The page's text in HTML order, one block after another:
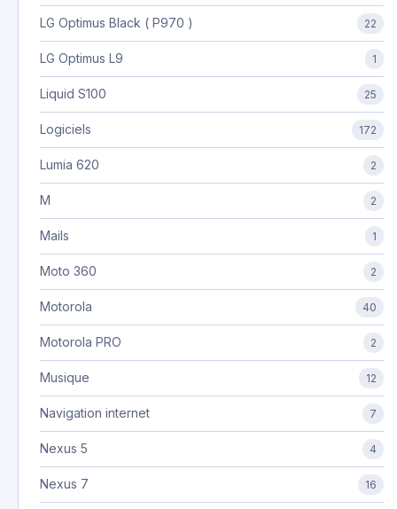
LG Optimus Black ( P970 ) 22
LG Optimus L9 1
Liquid S100 25
Logiciels 172
Lumia 620 2
M 2
Mails 1
Moto 360 2
Motorola 40
Motorola PRO 2
Musique 12
Navigation internet 7
Nexus 5 4
Nexus 7 16